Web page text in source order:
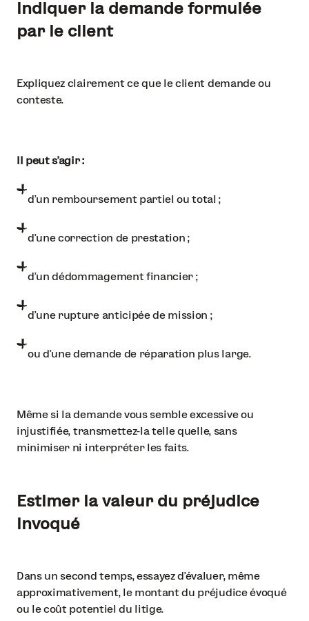
Indiquer la demande formulée
par le client
Expliquez clairement ce que le client demande ou
conteste.
Il peut s’agir :
d’un remboursement partiel ou total ;
d’une correction de prestation ;
d’un dédommagement financier ;
d’une rupture anticipée de mission ;
ou d’une demande de réparation plus large.
Même si la demande vous semble excessive ou
injustifiée, transmettez-la telle quelle, sans
minimiser ni interpréter les faits.
Estimer la valeur du préjudice
invoqué
Dans un second temps, essayez d’évaluer, même
approximativement, le montant du préjudice évoqué
ou le coût potentiel du litige.